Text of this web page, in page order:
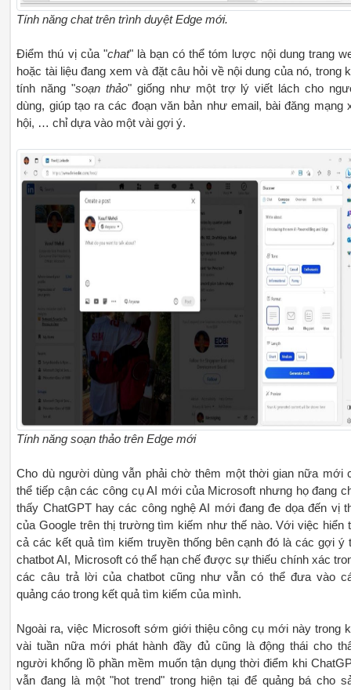
Tính năng chat trên trình duyệt Edge mới.
Điểm thú vị của "chat" là bạn có thể tóm lược nội dung trang
hoặc tài liệu đang xem và đặt câu hỏi về nội dung của nó, trong
tính năng "soạn thảo" giống như một trợ lý viết lách cho
dùng, giúp tạo ra các đoạn văn bản như email, bài đăng mạng
hội, … chỉ dựa vào một vài gợi ý.
Tính năng soạn thảo trên Edge mới
Cho dù người dùng vẫn phải chờ thêm một thời gian nữa mới
thể tiếp cận các công cụ AI mới của Microsoft nhưng họ đang
thấy ChatGPT hay các công nghệ AI mới đang đe dọa đến vị
của Google trên thị trường tìm kiếm như thế nào. Với việc hiển
cả các kết quả tìm kiếm truyền thống bên cạnh đó là các gợi ý
chatbot AI, Microsoft có thể hạn chế được sự thiếu chính xác
các câu trả lời của chatbot cũng như vẫn có thể đưa vào
quảng cáo trong kết quả tìm kiếm của mình.
Ngoài ra, việc Microsoft sớm giới thiệu công cụ mới này trong
vài tuần nữa mới phát hành đầy đủ cũng là động thái cho
người khổng lồ phần mềm muốn tận dụng thời điểm khi
vẫn đang là một "hot trend" trong hiện tại để quảng bá cho